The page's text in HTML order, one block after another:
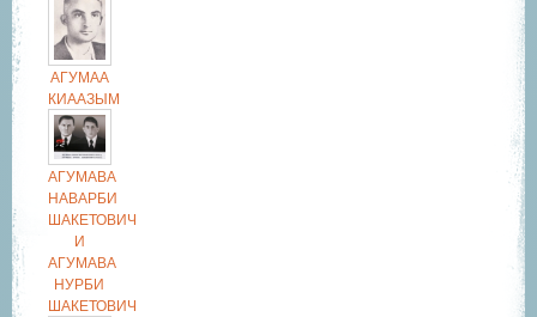
АГУМАА
КИААЗЫМ
АГУМАВА
НАВАРБИ
ШАКЕТОВИЧ
И
АГУМАВА
НУРБИ
ШАКЕТОВИЧ